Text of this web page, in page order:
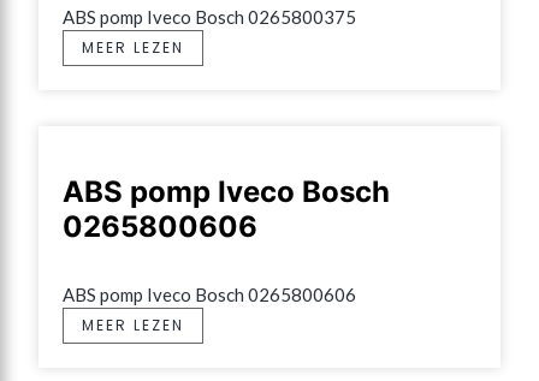
ABS pomp Iveco Bosch 0265800375
MEER LEZEN
ABS pomp Iveco Bosch
0265800606
ABS pomp Iveco Bosch 0265800606
MEER LEZEN